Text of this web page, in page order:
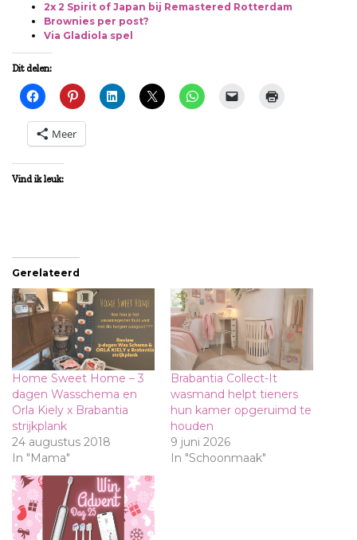
2x 2 Spirit of Japan bij Remastered Rotterdam
Brownies per post?
Via Gladiola spel
Dit delen:
Meer
Vind ik leuk:
Gerelateerd
Home Sweet Home – 3
dagen Wasschema en
Orla Kiely x Brabantia
strijkplank
24 augustus 2018
In "Mama"
Brabantia Collect-It
wasmand helpt tieners
hun kamer opgeruimd te
houden
9 juni 2026
In "Schoonmaak"